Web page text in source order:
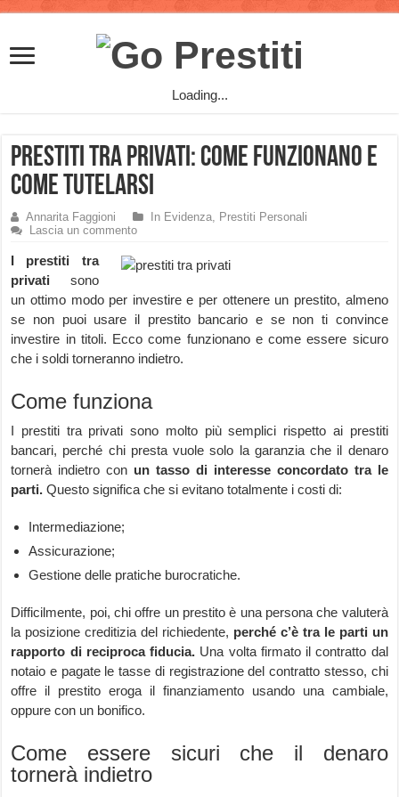
Loading...
Prestiti tra Privati: come funzionano e
come tutelarsi
Annarita Faggioni In Evidenza, Prestiti Personali
Lascia un commento
I prestiti tra
privati sono
un ottimo modo per investire e per ottenere un prestito, almeno
se non puoi usare il prestito bancario e se non ti convince
investire in titoli. Ecco come funzionano e come essere sicuro
che i soldi torneranno indietro.
Come funziona
I prestiti tra privati sono molto più semplici rispetto ai prestiti
bancari, perché chi presta vuole solo la garanzia che il denaro
tornerà indietro con un tasso di interesse concordato tra le
parti. Questo significa che si evitano totalmente i costi di:
Intermediazione;
Assicurazione;
Gestione delle pratiche burocratiche.
Difficilmente, poi, chi offre un prestito è una persona che valuterà
la posizione creditizia del richiedente, perché c’è tra le parti un
rapporto di reciproca fiducia. Una volta firmato il contratto dal
notaio e pagate le tasse di registrazione del contratto stesso, chi
offre il prestito eroga il finanziamento usando una cambiale,
oppure con un bonifico.
Come essere sicuri che il denaro
tornerà indietro